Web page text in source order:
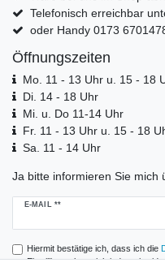
Telefonisch erreichbar
oder Handy 0173
Öffnungszeiten
Mo. 11 - 13 Uhr u. 15 - 18
Di. 14 - 18 Uhr
Mi. u. Do 11-14 Uhr
Fr. 11 - 13 Uhr u. 15 - 18
Sa. 11 - 14 Uhr
Ja bitte informieren Sie mich
E-MAIL **
Newsletter
Hiermit bestätige ich, dass ich die
Einwilligung kann ich jederzeit